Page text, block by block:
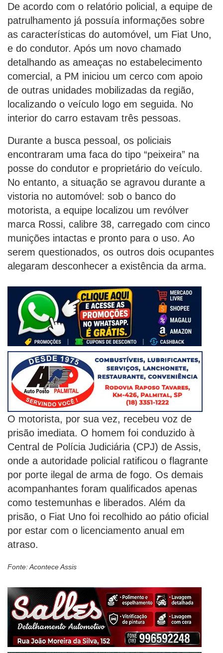
De acordo com o relatório policial, a equipe de
patrulhamento já possuía informações sobre
as características do automóvel, um Fiat Uno,
e do condutor. Após um novo chamado
detalhando as ameaças no estabelecimento
comercial, a PM iniciou um cerco com apoio
de outras unidades mobilizadas da região,
localizando o veículo logo em seguida. No
interior do carro estavam três pessoas.
Durante a busca pessoal, os policiais
encontraram uma faca do tipo “peixeira” na
posse do condutor e proprietário do veículo.
No entanto, a situação se agravou durante a
vistoria no automóvel: sob o banco do
motorista, a equipe localizou um revólver
marca Rossi, calibre 38, carregado com cinco
munições intactas e pronto para o uso. Ao
serem questionados, os outros dois ocupantes
alegaram desconhecer a existência da arma.
O motorista, por sua vez, recebeu voz de
prisão imediata. O homem foi conduzido à
Central de Polícia Judiciária (CPJ) de Assis,
onde a autoridade policial ratificou o flagrante
por porte ilegal de arma de fogo. Os demais
acompanhantes foram qualificados apenas
como testemunhas e liberados. Além da
prisão, o Fiat Uno foi recolhido ao pátio oficial
por estar com o licenciamento anual em
atraso.
Fonte: Acontece Assis